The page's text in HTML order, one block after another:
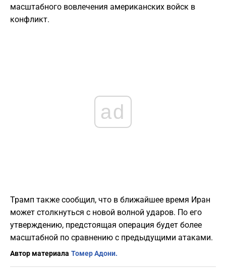
масштабного вовлечения американских войск в
конфликт.
ad
Трамп также сообщил, что в ближайшее время Иран
может столкнуться с новой волной ударов. По его
утверждению, предстоящая операция будет более
масштабной по сравнению с предыдущими атаками.
Автор материала Томер Адони.